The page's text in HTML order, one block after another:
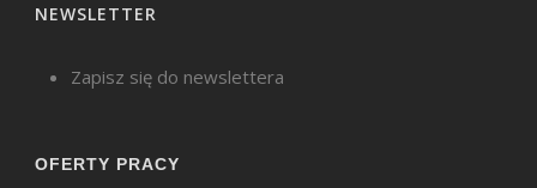
NEWSLETTER
Zapisz się do newslettera
OFERTY PRACY